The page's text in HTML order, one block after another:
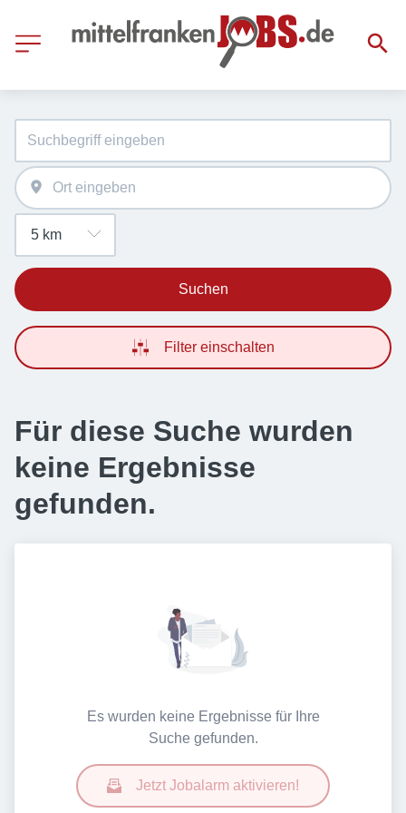
Suchen
Filter einschalten
Für diese Suche wurden
keine Ergebnisse
gefunden.
Es wurden keine Ergebnisse für Ihre
Suche gefunden.
Jetzt Jobalarm aktivieren!